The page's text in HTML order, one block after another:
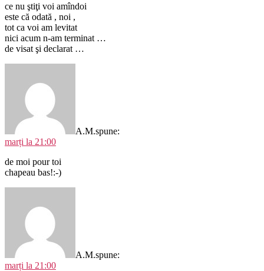
ce nu ştiţi voi amîndoi
este că odată , noi ,
tot ca voi am levitat
nici acum n-am terminat …
de visat şi declarat …
A.M.spune:
marți la 21:00
de moi pour toi
chapeau bas!:-)
A.M.spune:
marți la 21:00